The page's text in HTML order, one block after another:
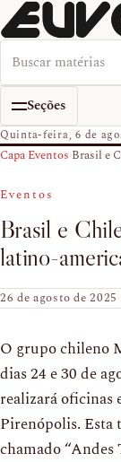
Buscar no EUVO
Seções
Quinta-feira, 6 de
Capa›Eventos›Brasil e
Eventos
Brasil e
latino-
26 de agosto de 2025·
O grupo chileno
dias 24 e 30 de
realizará oficinas
Pirenópolis.
chamado “Andes